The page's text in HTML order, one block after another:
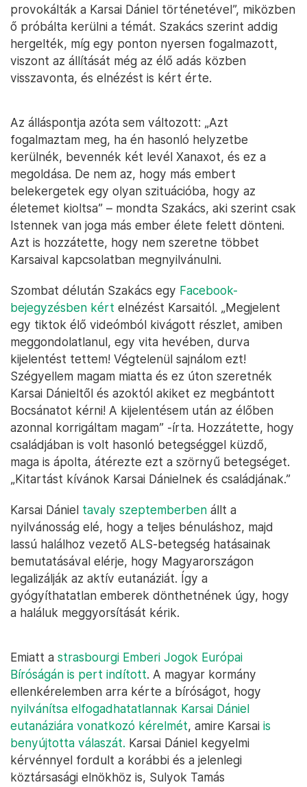
provokálták a Karsai Dániel történetével”, miközben
ő próbálta kerülni a témát. Szakács szerint addig
hergelték, míg egy ponton nyersen fogalmazott,
viszont az állítását még az élő adás közben
visszavonta, és elnézést is kért érte.
Az álláspontja azóta sem változott: „Azt
fogalmaztam meg, ha én hasonló helyzetbe
kerülnék, bevennék két levél Xanaxot, és ez a
megoldása. De nem az, hogy más embert
belekergetek egy olyan szituációba, hogy az
életemet kioltsa” – mondta Szakács, aki szerint csak
Istennek van joga más ember élete felett dönteni.
Azt is hozzátette, hogy nem szeretne többet
Karsaival kapcsolatban megnyilvánulni.
Szombat délután Szakács egy Facebook-
bejegyzésben kért elnézést Karsaitól. „Megjelent
egy tiktok élő videómból kivágott részlet, amiben
meggondolatlanul, egy vita hevében, durva
kijelentést tettem! Végtelenül sajnálom ezt!
Szégyellem magam miatta és ez úton szeretnék
Karsai Dánieltől és azoktól akiket ez megbántott
Bocsánatot kérni! A kijelentésem után az élőben
azonnal korrigáltam magam” -írta. Hozzátette, hogy
családjában is volt hasonló betegséggel küzdő,
maga is ápolta, átérezte ezt a szörnyű betegséget.
„Kitartást kívánok Karsai Dánielnek és családjának.”
Karsai Dániel tavaly szeptemberben állt a
nyilvánosság elé, hogy a teljes bénuláshoz, majd
lassú halálhoz vezető ALS-betegség hatásainak
bemutatásával elérje, hogy Magyarországon
legalizálják az aktív eutanáziát. Így a
gyógyíthatatlan emberek dönthetnének úgy, hogy
a haláluk meggyorsítását kérik.
Emiatt a strasbourgi Emberi Jogok Európai
Bíróságán is pert indított. A magyar kormány
ellenkérelemben arra kérte a bíróságot, hogy
nyilvánítsa elfogadhatatlannak Karsai Dániel
eutanáziára vonatkozó kérelmét, amire Karsai is
benyújtotta válaszát. Karsai Dániel kegyelmi
kérvénnyel fordult a korábbi és a jelenlegi
köztársasági elnökhöz is, Sulyok Tamás